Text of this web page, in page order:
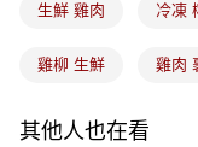
每筆NT$200，滿
冷凍付款後門市自取
生鮮 雞肉 冷凍
雞柳 生鮮 雞肉
其他人也在看